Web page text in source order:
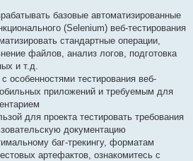
базовые автоматизированные
(Selenium) веб-тестирования
стандартные операции,
файлов, анализ логов, подготовка
и т.д.
особенностями тестирования веб-
приложений и требуемым для
для проекта тестировать требования
документацию
баг-трекингу, форматам
артефактов, ознакомитесь с